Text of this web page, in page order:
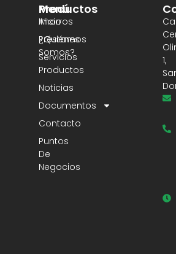
Productos
Ahorros
Préstamos
Servicios
Menú
Inicio
¿Quiénes
Somos?
Productos
Noticias
Documentos
Contacto
Puntos
De
Negocios
1,